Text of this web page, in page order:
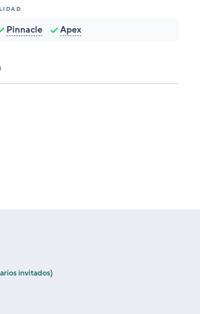
Pinnacle Apex
invitados)